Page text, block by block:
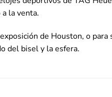
la venta.
de Houston, o
del bisel y la esfera.